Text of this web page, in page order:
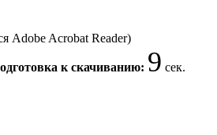
Adobe Acrobat Reader)
к скачиванию: 9 сек.